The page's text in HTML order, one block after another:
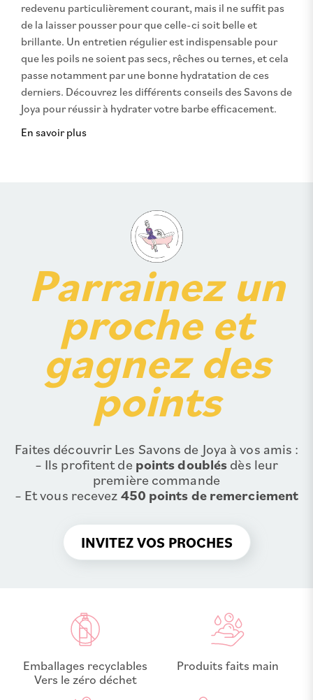
redevenu particulièrement courant, mais il ne suffit pas
de la laisser pousser pour que celle-ci soit belle et
brillante. Un entretien régulier est indispensable pour
que les poils ne soient pas secs, rêches ou ternes, et cela
passe notamment par une bonne hydratation de ces
derniers. Découvrez les différents conseils des Savons de
Joya pour réussir à hydrater votre barbe efficacement.
En savoir plus
Parrainez un
proche et
gagnez des
points
Faites découvrir Les Savons de Joya à vos amis :
– Ils profitent de points doublés dès leur
première commande
– Et vous recevez 450 points de remerciement
INVITEZ VOS PROCHES
Emballages recyclables
Vers le zéro déchet
Produits faits main